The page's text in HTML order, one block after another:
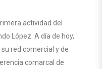
actividad del
López. A día de hoy,
red comercial y de
comarcal de